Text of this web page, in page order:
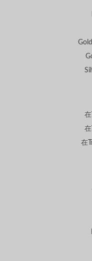
在